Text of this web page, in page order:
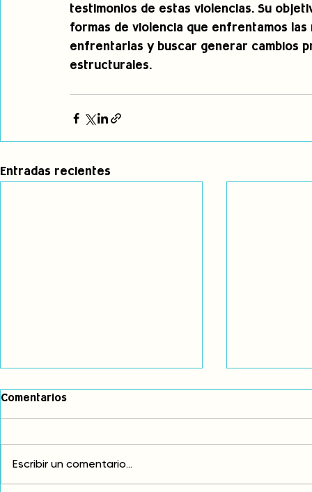
testimonios de estas violencias. Su
formas de violencia que enfrentamos
enfrentarlas y buscar generar cambios
estructurales.
Entradas recientes
Comentarios
Escribir un comentario...